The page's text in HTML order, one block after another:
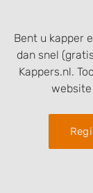
Bent u kapper
dan snel
Kappers.nl.